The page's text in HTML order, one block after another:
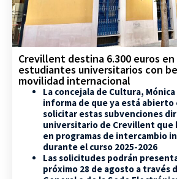
Crevillent destina 6.300 euros en
estudiantes universitarios con
movilidad internacional
La concejala de Cultura,
informa de que ya está abierto
solicitar estas subvenciones
universitario de Crevillent que
en programas de intercambio
durante el curso 2025-2026
Las solicitudes podrán
próximo 28 de agosto a través